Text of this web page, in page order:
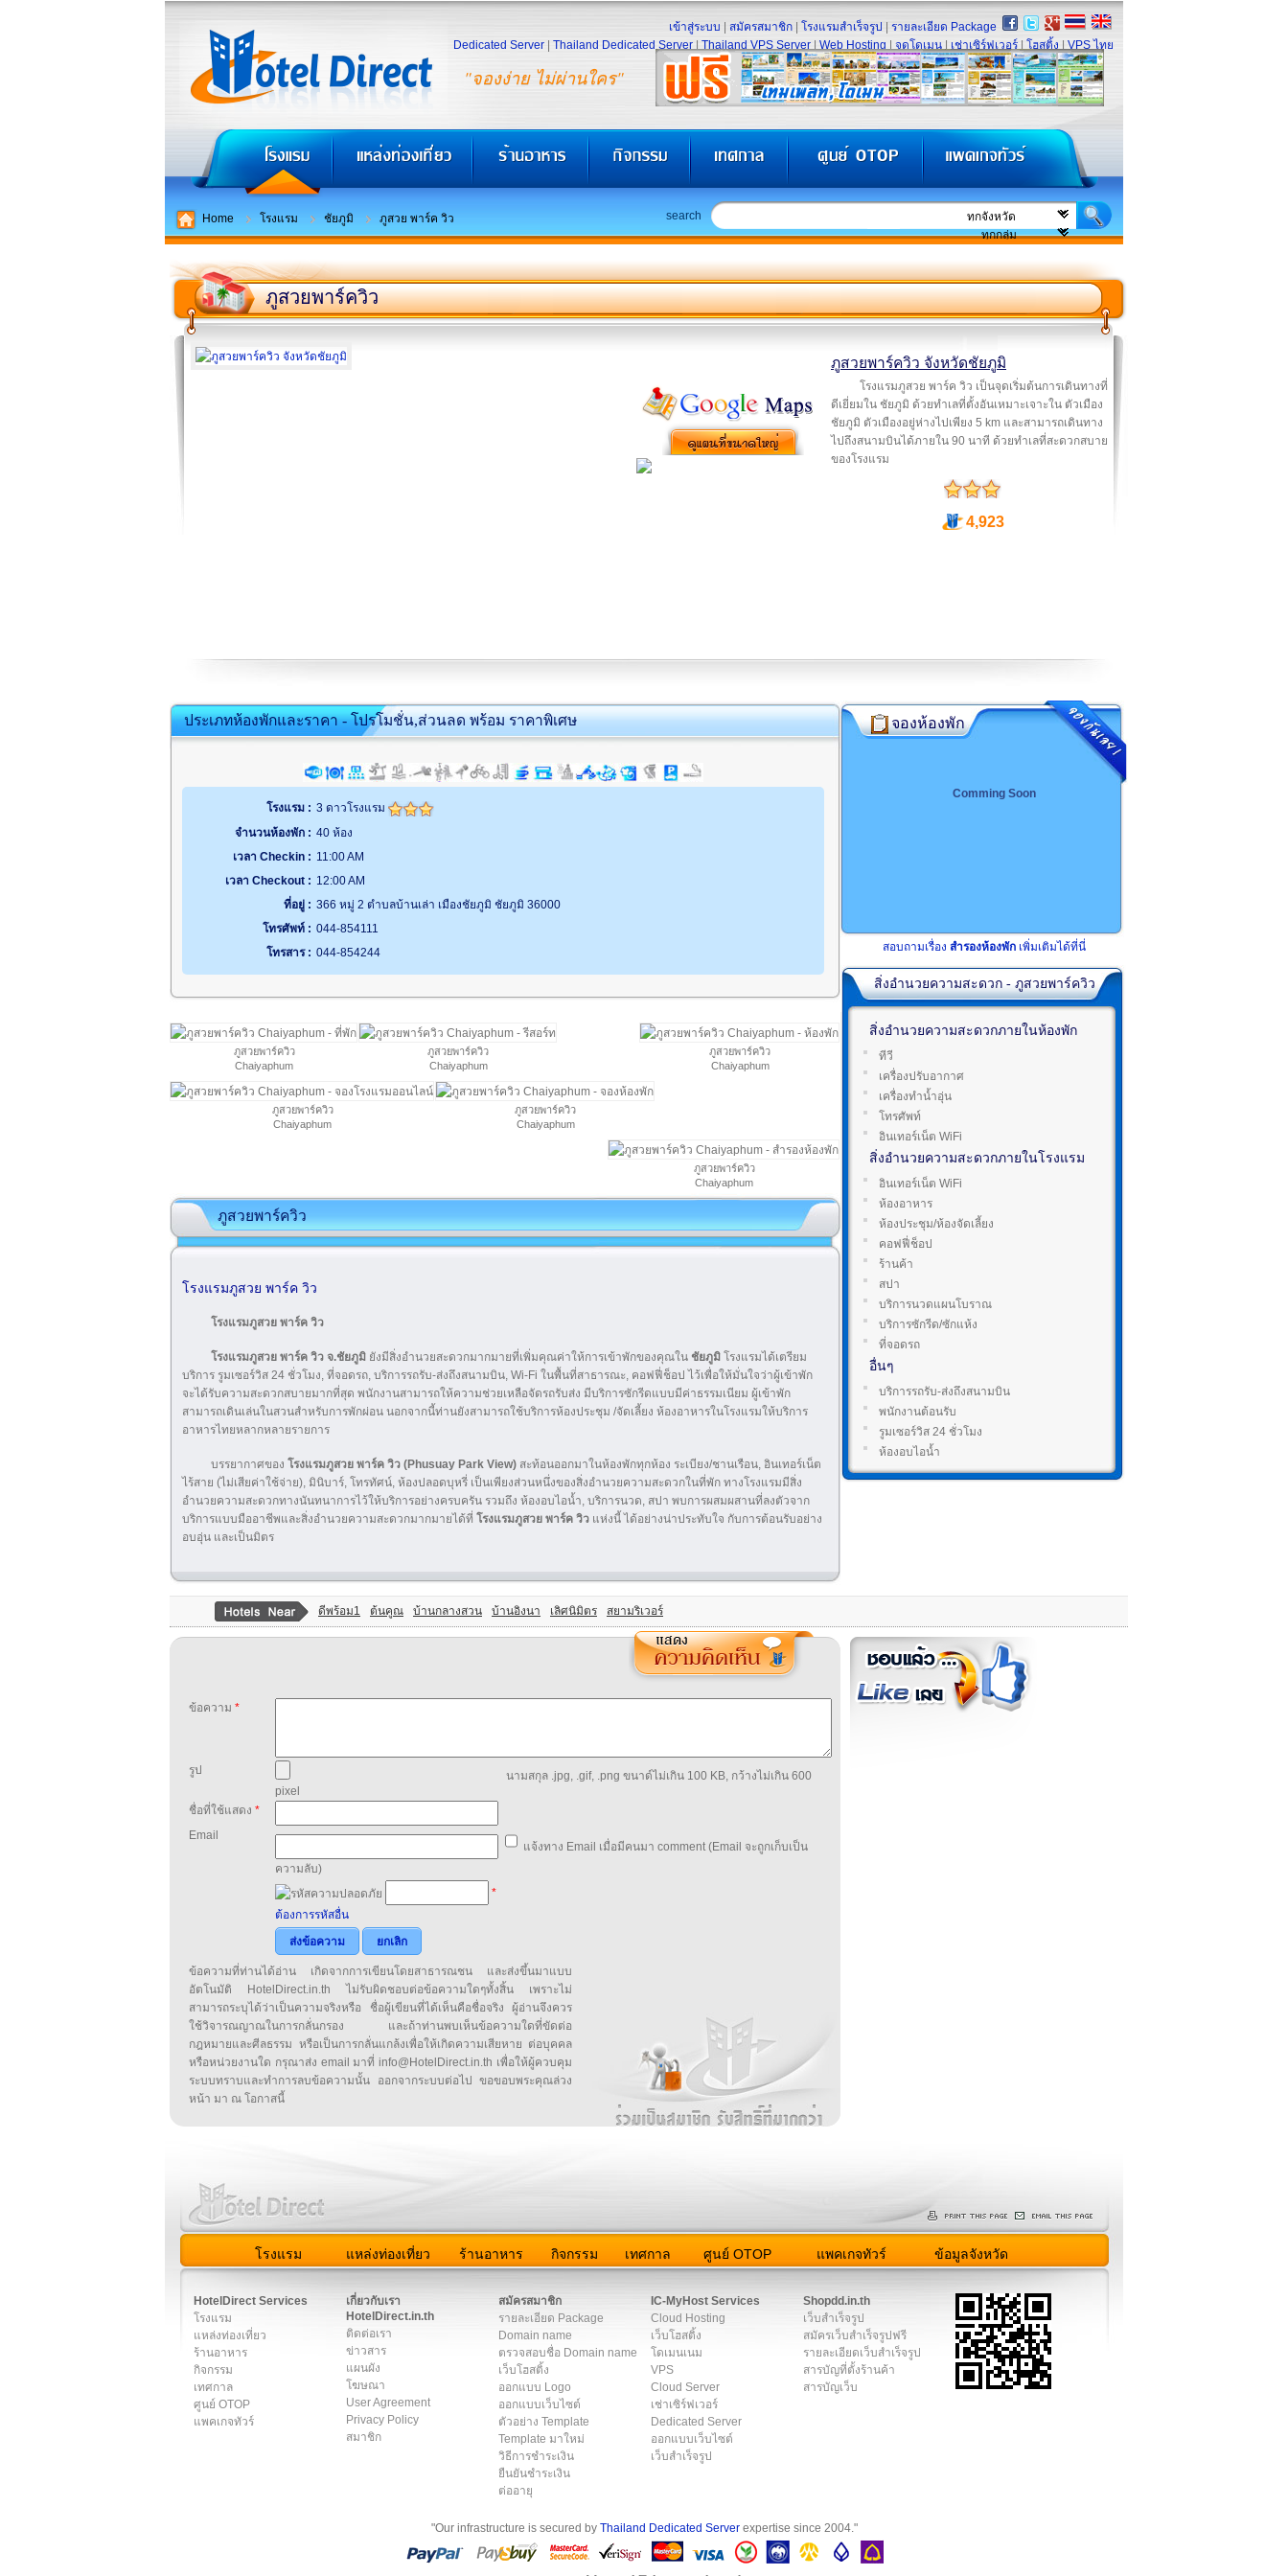
"จองง่าย ไม่ผ่านใคร"
เข้าสู่ระบบ สมัครสมาชิก โรงแรมสำเร็จรูป
รายละเอียด Package
Dedicated Server
Thailand Dedicated Server Thailand VPS Server Web Hosting จดโดเมน เช่าเซิร์ฟเวอร์ โฮสติ้ง VPS ไทย
Home โรงแรม ชัยภูมิ ภูสวย พาร์ค วิว search
ภูสวยพาร์ควิว
ภูสวยพาร์ควิว จังหวัดชัยภูมิ
โรงแรมภูสวย พาร์ค วิว เป็นจุดเริ่มต้นการเดินทางที่
ดีเยี่ยมใน ชัยภูมิ ด้วยทำเลที่ตั้งอันเหมาะเจาะใน ตัวเมือง
ชัยภูมิ ตัวเมืองอยู่ห่างไปเพียง 5 km และสามารถเดินทาง
ไปถึงสนามบินได้ภายใน 90 นาที ด้วยทำเลที่สะดวกสบาย
ของโรงแรม
4,923
ประเภทห้องพักและราคา - โปรโมชั่น,ส่วนลด พร้อม ราคาพิเศษ
โรงแรม : 3 ดาวโรงแรม
จำนวนห้องพัก : 40 ห้อง
เวลา Checkin : 11:00 AM
เวลา Checkout : 12:00 AM
ที่อยู่ : 366 หมู่ 2 ตำบลบ้านเล่า เมืองชัยภูมิ ชัยภูมิ 36000
โทรศัพท์ : 044-854111
โทรสาร : 044-854244
ภูสวยพาร์ควิว
Chaiyaphum
ภูสวยพาร์ควิว
Chaiyaphum
ภูสวยพาร์ควิว
Chaiyaphum
ภูสวยพาร์ควิว
Chaiyaphum
ภูสวยพาร์ควิว
Chaiyaphum
ภูสวยพาร์ควิว
Chaiyaphum
ภูสวยพาร์ควิว
โรงแรมภูสวย พาร์ค วิว
โรงแรมภูสวย พาร์ค วิว
โรงแรมภูสวย พาร์ค วิว จ.ชัยภูมิ ยังมีสิ่งอำนวยสะดวกมากมายที่เพิ่มคุณค่าให้การเข้าพักของคุณใน ชัยภูมิ โรงแรมได้เตรียม
บริการ รูมเซอร์วิส 24 ชั่วโมง, ที่จอดรถ, บริการรถรับ-ส่งถึงสนามบิน, Wi-Fi ในพื้นที่สาธารณะ, คอฟฟี่ช็อป ไว้เพื่อให้มั่นใจว่าผู้เข้าพัก
จะได้รับความสะดวกสบายมากที่สุด พนักงานสามารถให้ความช่วยเหลือจัดรถรับส่ง มีบริการซักรีดแบบมีค่าธรรมเนียม ผู้เข้าพัก
สามารถเดินเล่นในสวนสำหรับการพักผ่อน นอกจากนี้ท่านยังสามารถใช้บริการห้องประชุม /จัดเลี้ยง ห้องอาหารในโรงแรมให้บริการ
อาหารไทยหลากหลายรายการ
บรรยากาศของ โรงแรมภูสวย พาร์ค วิว (Phusuay Park View) สะท้อนออกมาในห้องพักทุกห้อง ระเบียง/ชานเรือน, อินเทอร์เน็ต
ไร้สาย (ไม่เสียค่าใช้จ่าย), มินิบาร์, โทรทัศน์, ห้องปลอดบุหรี่ เป็นเพียงส่วนหนึ่งของสิ่งอำนวยความสะดวกในที่พัก ทางโรงแรมมีสิ่ง
อำนวยความสะดวกทางนันทนาการไว้ให้บริการอย่างครบครัน รวมถึง ห้องอบไอน้ำ, บริการนวด, สปา พบการผสมผสานที่ลงตัวจาก
บริการแบบมืออาชีพและสิ่งอำนวยความสะดวกมากมายได้ที่ โรงแรมภูสวย พาร์ค วิว แห่งนี้ ได้อย่างน่าประทับใจ กับการต้อนรับอย่าง
อบอุ่น และเป็นมิตร
จองห้องพัก
Comming Soon
สอบถามเรื่อง สำรองห้องพัก เพิ่มเติมได้ที่นี่
สิ่งอำนวยความสะดวก - ภูสวยพาร์ควิว
สิ่งอำนวยความสะดวกภายในห้องพัก
ทีวี
เครื่องปรับอากาศ
เครื่องทำน้ำอุ่น
โทรศัพท์
อินเทอร์เน็ต WiFi
สิ่งอำนวยความสะดวกภายในโรงแรม
อินเทอร์เน็ต WiFi
ห้องอาหาร
ห้องประชุม/ห้องจัดเลี้ยง
คอฟฟี่ช็อป
ร้านค้า
สปา
บริการนวดแผนโบราณ
บริการซักรีด/ซักแห้ง
ที่จอดรถ
อื่นๆ
บริการรถรับ-ส่งถึงสนามบิน
พนักงานต้อนรับ
รูมเซอร์วิส 24 ชั่วโมง
ห้องอบไอน้ำ
ดีพร้อม1 ต้นคูณ บ้านกลางสวน บ้านอิงนา เลิศนิมิตร สยามริเวอร์
ข้อความ *
รูป
นามสกุล .jpg, .gif, .png ขนาด์ไม่เกิน 100 KB, กว้างไม่เกิน 600
pixel
ชื่อที่ใช้แสดง *
Email
แจ้งทาง Email เมื่อมีคนมา comment (Email จะถูกเก็บเป็น
ความลับ)
*
ต้องการรหัสอื่น
ส่งข้อความ
ยกเลิก
ข้อความที่ท่านได้อ่าน เกิดจากการเขียนโดยสาธารณชน และส่งขึ้นมาแบบ
อัตโนมัติ HotelDirect.in.th ไม่รับผิดชอบต่อข้อความใดๆทั้งสิ้น เพราะไม่
สามารถระบุได้ว่าเป็นความจริงหรือ ชื่อผู้เขียนที่ได้เห็นคือชื่อจริง ผู้อ่านจึงควร
ใช้วิจารณญาณในการกลั่นกรอง และถ้าท่านพบเห็นข้อความใดที่ขัดต่อ
กฎหมายและศีลธรรม หรือเป็นการกลั่นแกล้งเพื่อให้เกิดความเสียหาย ต่อบุคคล
หรือหน่วยงานใด กรุณาส่ง email มาที่ info@HotelDirect.in.th เพื่อให้ผู้ควบคุม
ระบบทราบและทำการลบข้อความนั้น ออกจากระบบต่อไป ขอขอบพระคุณล่วง
หน้า มา ณ โอกาสนี้
โรงแรม แหล่งท่องเที่ยว ร้านอาหาร กิจกรรม เทศกาล ศูนย์ OTOP แพคเกจทัวร์ ข้อมูลจังหวัด
HotelDirect Services
โรงแรม
แหล่งท่องเที่ยว
ร้านอาหาร
กิจกรรม
เทศกาล
ศูนย์ OTOP
แพคเกจทัวร์
เกี่ยวกับเรา
HotelDirect.in.th
ติดต่อเรา
ข่าวสาร
แผนผัง
โฆษณา
User Agreement
Privacy Policy
สมาชิก
สมัครสมาชิก
รายละเอียด Package
Domain name
ตรวจสอบชื่อ Domain name
เว็บโฮสติ้ง
ออกแบบ Logo
ออกแบบเว็บไซต์
ตัวอย่าง Template
Template มาใหม่
วิธีการชำระเงิน
ยืนยันชำระเงิน
ต่ออายุ
IC-MyHost Services
Cloud Hosting
เว็บโฮสติ้ง
โดเมนเนม
VPS
Cloud Server
เช่าเซิร์ฟเวอร์
Dedicated Server
ออกแบบเว็บไซต์
เว็บสำเร็จรูป
Shopdd.in.th
เว็บสำเร็จรูป
สมัครเว็บสำเร็จรูปฟรี
รายละเอียดเว็บสำเร็จรูป
สารบัญที่ตั้งร้านค้า
สารบัญเว็บ
"Our infrastructure is secured by Thailand Dedicated Serverexpertise since 2004."